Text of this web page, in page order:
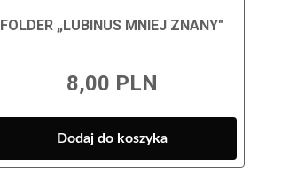
FOLDER „LUBINUS MNIEJ ZNANY"
8,00 PLN
Dodaj do koszyka